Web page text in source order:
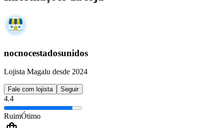
nocnocestadosunidos
Lojista Magalu desde 2024
Fale com lojista Seguir
4.4
RuimÓtimo